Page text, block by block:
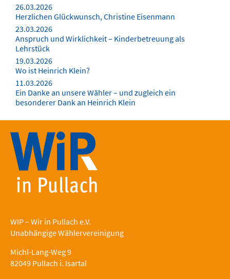
26.03.2026
Herzlichen Glückwunsch, Christine Eisenmann
23.03.2026
Anspruch und Wirklichkeit – Kinderbetreuung als
Lehrstück
19.03.2026
Wo ist Heinrich Klein?
11.03.2026
Ein Danke an unsere Wähler – und zugleich ein
besonderer Dank an Heinrich Klein
WIP – Wir in Pullach e.V.
Unabhängige Wählervereinigung
Michl-Lang-Weg 9
82049 Pullach i. Isartal